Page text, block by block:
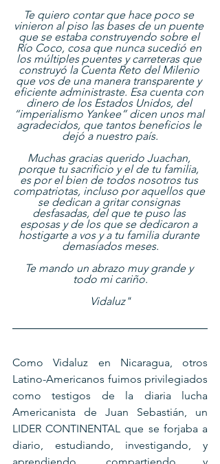
Te quiero contar que hace poco se
vinieron al piso las bases de un puente
que se estaba construyendo sobre el
Río Coco, cosa que nunca sucedió en
los múltiples puentes y carreteras que
construyó la Cuenta Reto del Milenio
que vos de una manera transparente y
eficiente administraste. Esa cuenta con
dinero de los Estados Unidos, del
“imperialismo Yankee” dicen unos mal
agradecidos, que tantos beneficios le
dejó a nuestro país.
Muchas gracias querido Juachan,
porque tu sacrificio y el de tu familia,
es por el bien de todos nosotros tus
compatriotas, incluso por aquellos que
se dedican a gritar consignas
desfasadas, del que te puso las
esposas y de los que se dedicaron a
hostigarte a vos y a tu familia durante
demasiados meses.
Te mando un abrazo muy grande y
todo mi cariño.
Vidaluz"
Como Vidaluz en Nicaragua, otros
Latino-Americanos fuimos privilegiados
como testigos de la diaria lucha
Americanista de Juan Sebastián, un
LIDER CONTINENTAL que se forjaba a
diario, estudiando, investigando, y